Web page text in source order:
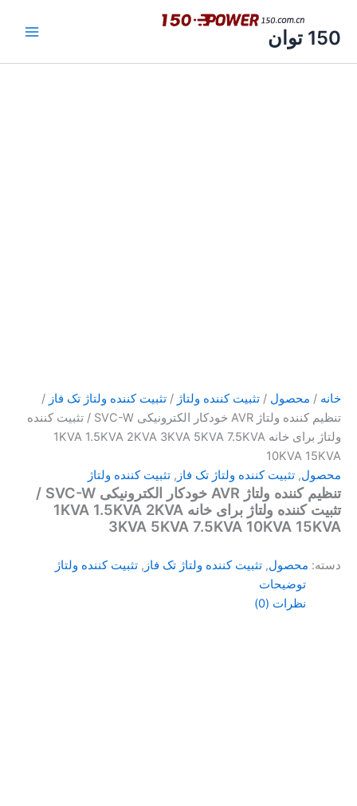
محتوا150 توان
خانه / محصول / تثبیت کننده ولتاژ / تثبیت کننده ولتاژ تک فاز /
تنظیم کننده ولتاژ AVR خودکار الکترونیکی SVC-W / تثبیت کننده
ولتاژ برای خانه 1KVA 1.5KVA 2KVA 3KVA 5KVA 7.5KVA
10KVA 15KVA
محصول, تثبیت کننده ولتاژ تک فاز , تثبیت کننده ولتاژ
تنظیم کننده ولتاژ AVR خودکار الکترونیکی SVC-W /
تثبیت کننده ولتاژ برای خانه 1KVA 1.5KVA 2KVA
3KVA 5KVA 7.5KVA 10KVA 15KVA
دسته: محصول, تثبیت کننده ولتاژ تک فاز , تثبیت کننده ولتاژ
توضیحات
نظرات (0)